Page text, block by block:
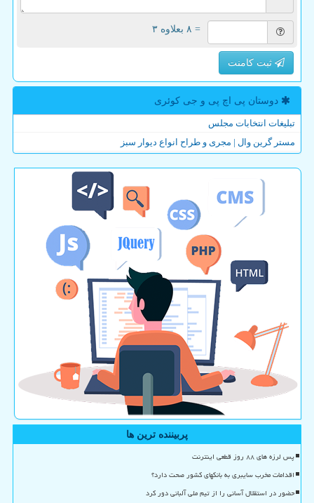
= ۸ بعلاوه ۳
ثبت کامنت
دوستان پی اچ پی و جی كوئری
تبلیغات انتخابات مجلس
مستر گرین وال | مجری و طراح انواع دیوار سبز
پربیننده ترین ها
پس لرزه های ۸۸ روز قطعی اینترنت
اقدامات مخرب سایبری به بانکهای کشور صحت دارد؟
حضور در استقلال آسانی را از تیم ملی آلبانی دور کرد